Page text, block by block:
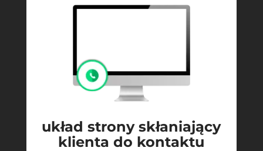
układ strony skłaniający
klienta do kontaktu